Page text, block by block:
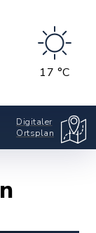
17 °C
Digitaler
Ortsplan